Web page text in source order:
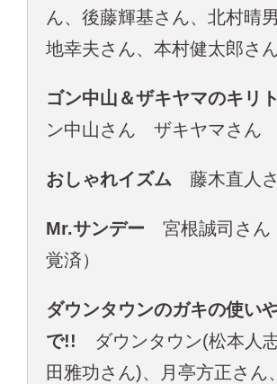
ん、後藤輝基さん、北村晴
地幸夫さん、本村健太郎さ
ゴン中山＆ザキヤマのキリ
ン中山さん ザキヤマさん
おしゃれイズム 藤木直人
Mr.サンデー 宮根誠司さん
覚済）
ダウンタウンのガキの使い
で!! ダウンタウン(松本人
田雅功さん)、月亭方正さん